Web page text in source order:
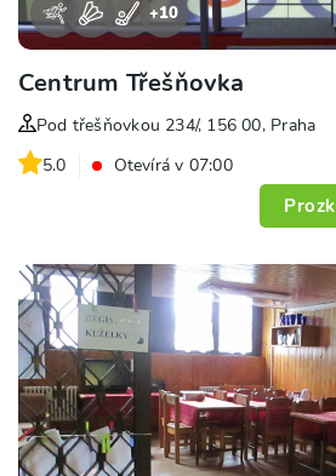
+10
Centrum Třešňovka
Pod třešňovkou 234/, 156 00, Praha
5.0
Otevírá v 07:00